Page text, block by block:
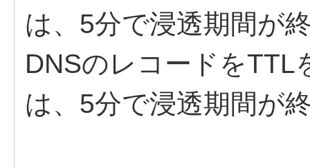
は、5分で浸透期間が
DNSのレコードをTTL
は、5分で浸透期間が